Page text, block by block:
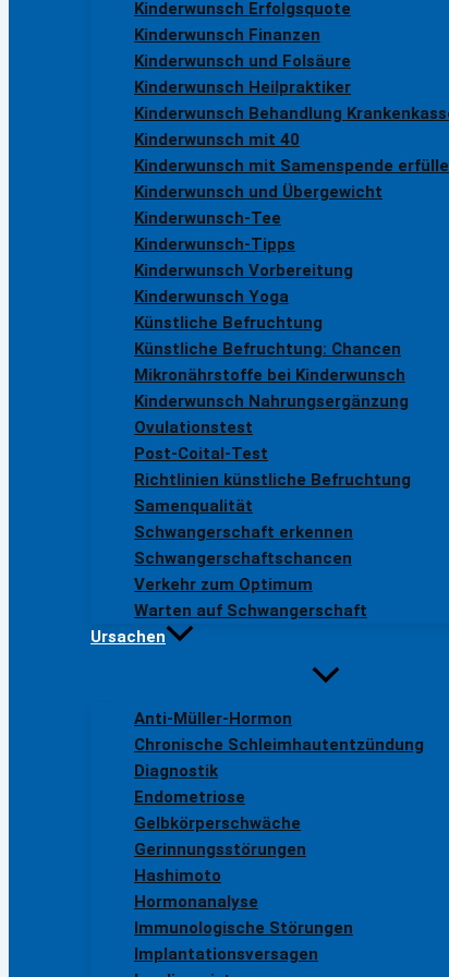
Kinderwunsch Erfolgsquote
Kinderwunsch Finanzen
Kinderwunsch und Folsäure
Kinderwunsch Heilpraktiker
Kinderwunsch Behandlung
Kinderwunsch mit 40
Kinderwunsch mit Samenspende
Kinderwunsch und Übergewicht
Kinderwunsch-Tee
Kinderwunsch-Tipps
Kinderwunsch Vorbereitung
Kinderwunsch Yoga
Künstliche Befruchtung
Künstliche Befruchtung: Chancen
Mikronährstoffe bei Kinderwunsch
Kinderwunsch Nahrungsergänzung
Ovulationstest
Post-Coital-Test
Richtlinien künstliche Befruchtung
Samenqualität
Schwangerschaft erkennen
Schwangerschaftschancen
Verkehr zum Optimum
Warten auf Schwangerschaft
Ursachen
Anti-Müller-Hormon
Chronische Schleimhautentzündung
Diagnostik
Endometriose
Gelbkörperschwäche
Gerinnungsstörungen
Hashimoto
Hormonanalyse
Immunologische Störungen
Implantationsversagen